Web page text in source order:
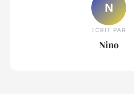
N
ECRIT PAR
Nino